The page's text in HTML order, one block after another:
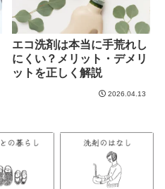
エコ洗剤は本当に手荒れし
にくい？メリット・デメリ
ットを正しく解説
2026.04.13